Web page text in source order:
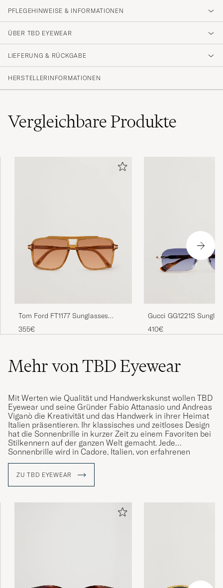
PFLEGEHINWEISE & INFORMATIONEN
ÜBER TBD EYEWEAR
LIEFERUNG & RÜCKGABE
HERSTELLERINFORMATIONEN
VergleichbareProdukte
Tom Ford FT1177 Sunglasses
Yellow
355€
Gucci GG1221S
Havana
410€
Mehr von TBD Eyewear
Mit Werten wie Qualität und Handwerkskunst wollen TBD
Eyewear und seine Gründer Fabio Attanasio und Andreas
Viganò die Kreativität und das Handwerk in ihrer Heimat
Italien präsentieren. Ihr klassisches und zeitloses Design
hat die Sonnenbrille in kurzer Zeit zu einem Favoriten bei
Stilkennern auf der ganzen Welt gemacht. Jede
Sonnenbrille wird in Cadore, Italien, von erfahrenen
Fachleuten, die über unzählige Jahre Erfahrung in der
ZU TBD EYEWEAR